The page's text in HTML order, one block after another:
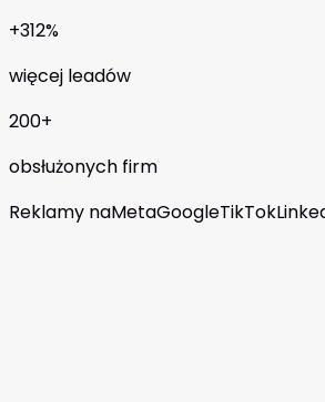
+312%
więcej leadów
200+
obsłużonych firm
Reklamy naMetaGoogleTikTok